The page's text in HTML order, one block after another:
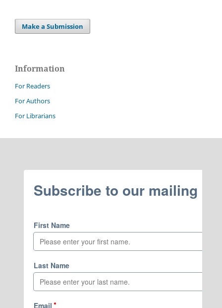
Make a Submission
Information
For Readers
For Authors
For Librarians